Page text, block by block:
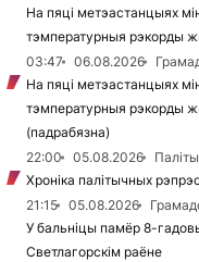
На пяці метэастанцыях
тэмпературныя рэкорды
03:47
06.08.2026
На пяці метэастанцыях
тэмпературныя рэкорды
(падрабязна)
22:00
05.08.2026
Хроніка палітычных
21:15
05.08.2026
У бальніцы памёр 8-
Светлагорскім раёне